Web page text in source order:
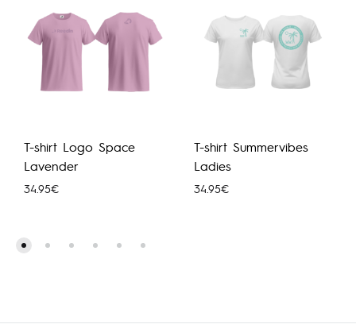
T-shirt Logo Space
Lavender
34.95€
T-shirt Summervibes
Ladies
34.95€